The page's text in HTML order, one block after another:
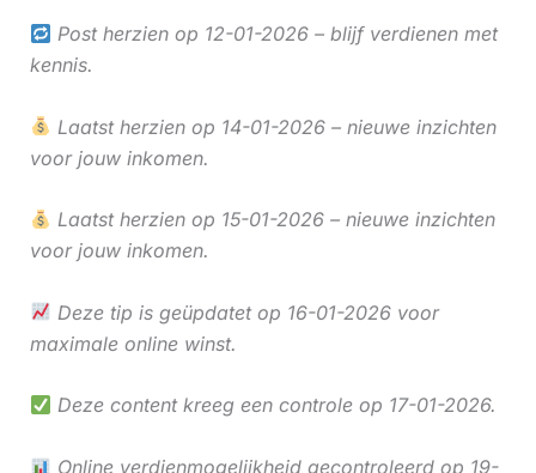
Post herzien op 12-01-2026 – blijf verdienen met
kennis.
Laatst herzien op 14-01-2026 – nieuwe inzichten
voor jouw inkomen.
Laatst herzien op 15-01-2026 – nieuwe inzichten
voor jouw inkomen.
Deze tip is geüpdatet op 16-01-2026 voor
maximale online winst.
Deze content kreeg een controle op 17-01-2026.
Online verdienmogelijkheid gecontroleerd op 19-